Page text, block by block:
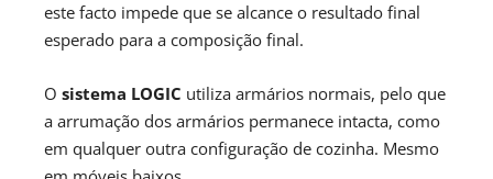
este facto impede que se alcance o resultado final
esperado para a composição final.
O sistema LOGIC utiliza armários normais, pelo que
a arrumação dos armários permanece intacta, como
em qualquer outra configuração de cozinha. Mesmo